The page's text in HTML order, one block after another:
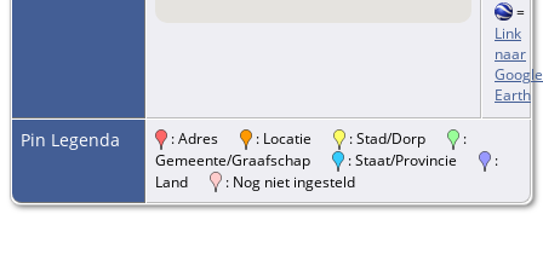
=
Link
naar
Google
Earth
Pin Legenda : Adres : Locatie : Stad/Dorp
:
Gemeente/Graafschap
: Staat/Provincie
:
Land
: Nog niet ingesteld